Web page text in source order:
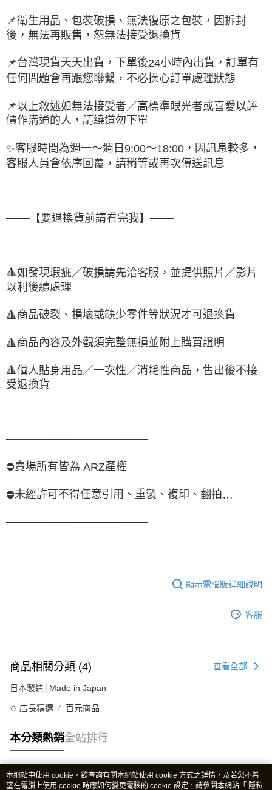
📌衛生用品、包裝破損、無法復原之包裝，因拆封
後，無法再販售，恕無法接受退換貨
📌 台灣現貨天天出貨，下單後24小時內出貨，訂單有
任何問題會再跟您聯繫，不必操心訂單處理狀態
📌以上敘述如無法接受者／高標準眼光者或喜愛以評
價作溝通的人，請繞道勿下單
✨客服時間為週一～週日 9:00～18:00 ，因訊息較多，
客服人員會依序回覆，請稍等或再次傳送訊息
───【要退換貨前請看完我】───
🔺如發現瑕疵／破損請先洽客服，並提供照片／影片
以利後續處理
🔺商品破裂、損壞或缺少零件等狀況才可退換貨
🔺商品內容及外觀須完整無損並附上購買證明
🔺個人貼身用品／一次性／消耗性商品，售出後不接
受退換貨
──────────────────
⛔️賣場所有皆為 ARZ產權
⛔️未經許可不得任意引用、重製、複印、翻拍…
──────────────────
顯示電腦版詳細說明
客服
商品相關分類 (4) 查看全部
日本製造│Made in Japan
✩ 店長精選 百元商品
本分類熱銷全站排行
熱門標籤
本網站中使用 cookie，欲查詢有關本網站使用 cookie 方式之詳情，及若您不希
望在電腦上使用 cookie 時應如何變更電腦的 cookie 設定，請參閱本網站「 隱私